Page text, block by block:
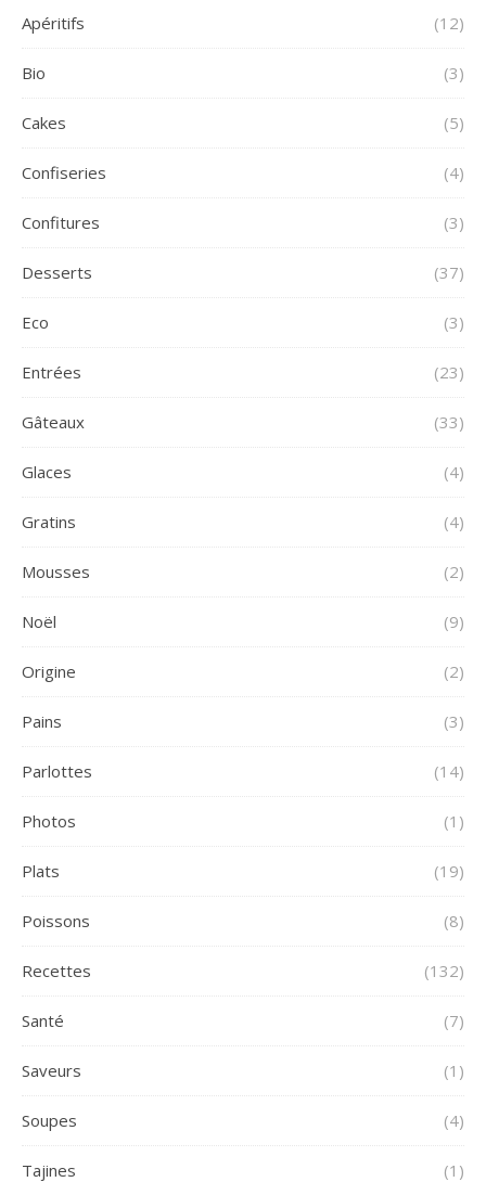
Apéritifs (12)
Bio (3)
Cakes (5)
Confiseries (4)
Confitures (3)
Desserts (37)
Eco (3)
Entrées (23)
Gâteaux (33)
Glaces (4)
Gratins (4)
Mousses (2)
Noël (9)
Origine (2)
Pains (3)
Parlottes (14)
Photos (1)
Plats (19)
Poissons (8)
Recettes (132)
Santé (7)
Saveurs (1)
Soupes (4)
Tajines (1)